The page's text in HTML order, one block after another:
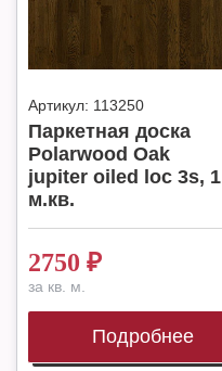
Артикул: 113250
Паркетная доска
Polarwood Oak
jupiter oiled loc 3s, 1
м.кв.
2750 ₽
за кв. м.
Подробнее